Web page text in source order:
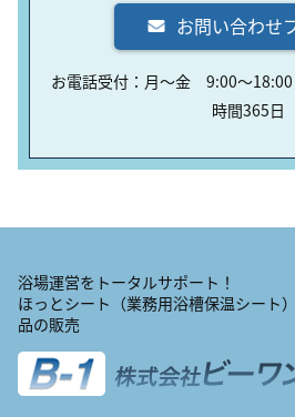
お問い合わせ
お電話受付：月〜金 9:00〜
時間365日
浴場運営をトータルサポート！
ほっとシート（業務用浴槽保温シート
品の販売